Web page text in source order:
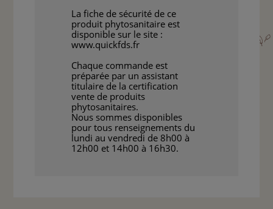
La fiche de sécurité de ce
produit phytosanitaire est
disponible sur le site :
www.quickfds.fr
Chaque commande est
préparée par un assistant
titulaire de la certification
vente de produits
phytosanitaires.
Nous sommes disponibles
pour tous renseignements du
lundi au vendredi de 8h00 à
12h00 et 14h00 à 16h30.